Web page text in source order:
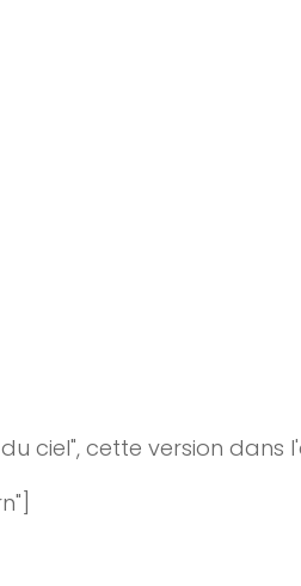
ciel", cette version dans